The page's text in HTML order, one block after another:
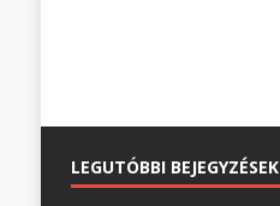
LEGUTÓBBI BEJEGYZÉSEK